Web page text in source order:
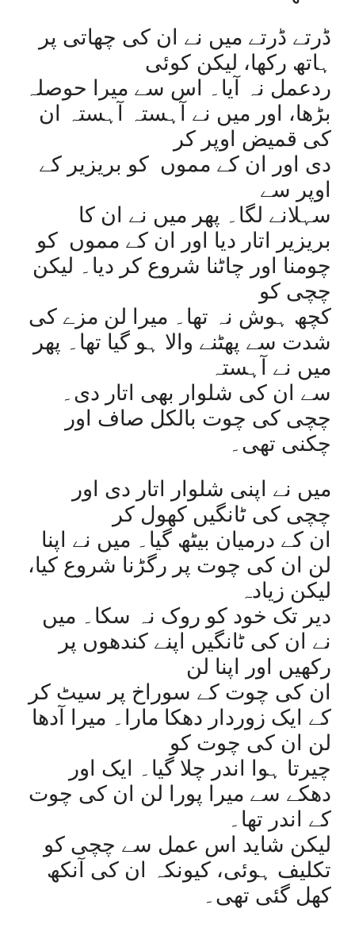
ڈرتے ڈرتے میں نے ان کی چھاتی پر
ہاتھ رکھا، لیکن کوئی
ردعمل نہ آیا۔ اس سے میرا حوصلہ
بڑھا، اور میں نے آہستہ آہستہ ان
کی قمیض اوپر کر
دی اور ان کے مموں کو بریزیر کے
اوپر سے
سہلانے لگا۔ پھر میں نے ان کا
بریزیر اتار دیا اور ان کے مموں کو
چومنا اور چاٹنا شروع کر دیا۔ لیکن
چچی کو
کچھ ہوش نہ تھا۔ میرا لن مزے کی
شدت سے پھٹنے والا ہو گیا تھا۔ پھر
میں نے آہستہ
سے ان کی شلوار بھی اتار دی۔
چچی کی چوت بالکل صاف اور
چکنی تھی۔
میں نے اپنی شلوار اتار دی اور
چچی کی ٹانگیں کھول کر
ان کے درمیان بیٹھ گیا۔ میں نے اپنا
لن ان کی چوت پر رگڑنا شروع کیا،
لیکن زیادہ
دیر تک خود کو روک نہ سکا۔ میں
نے ان کی ٹانگیں اپنے کندھوں پر
رکھیں اور اپنا لن
ان کی چوت کے سوراخ پر سیٹ کر
کے ایک زوردار دھکا مارا۔ میرا آدھا
لن ان کی چوت کو
چیرتا ہوا اندر چلا گیا۔ ایک اور
دھکے سے میرا پورا لن ان کی چوت
کے اندر تھا۔
لیکن شاید اس عمل سے چچی کو
تکلیف ہوئی، کیونکہ ان کی آنکھ
کھل گئی تھی۔